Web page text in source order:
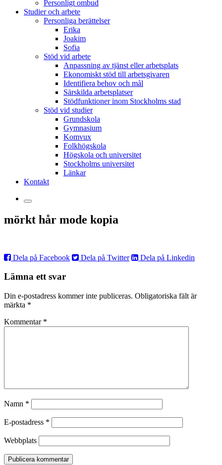
Personligt ombud
Studier och arbete
Personliga berättelser
Erika
Joakim
Sofia
Stöd vid arbete
Anpassning av tjänst eller arbetsplats
Ekonomiskt stöd till arbetsgivaren
Identifiera behov och mål
Särskilda arbetsplatser
Stödfunktioner inom Stockholms stad
Stöd vid studier
Grundskola
Gymnasium
Komvux
Folkhögskola
Högskola och universitet
Stockholms universitet
Länkar
Kontakt
mörkt hår mode kopia
Dela på Facebook Dela på Twitter Dela på Linkedin
Lämna ett svar
Din e-postadress kommer inte publiceras. Obligatoriska fält är
märkta *
Kommentar *
Namn *
E-postadress *
Webbplats